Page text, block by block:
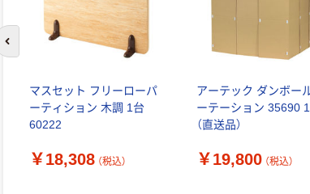
マスセット フリーローパ
ーティション 木調 1台
60222
￥18,308 （税込）
アーテック ダンボー
ーテーション 35690
（直送品）
￥19,800 （税込）
ワーク クロスス
クリーン 高さ
1600mm
￥5,880~
人気商品
トーカイスクリ
ルパネル パーテ
キャスター脚
ット(2個入)（取
￥5,830 （税込）
カゴへ
トーカイスクリ
ーン MSパネル
￥11,880~